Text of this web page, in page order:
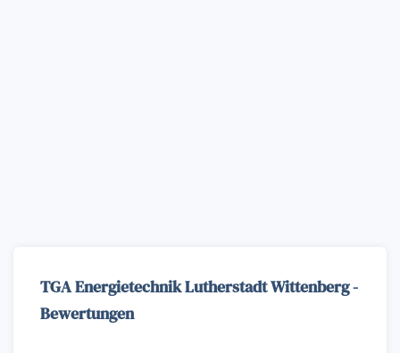
TGA Energietechnik Lutherstadt Wittenberg -
Bewertungen